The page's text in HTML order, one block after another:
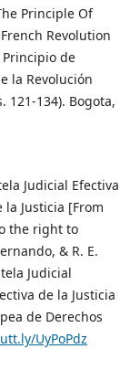
Principle Of
Revolution
Principio de
la Revolución
121-134). Bogota,
Judicial Efectiva
la Justicia [From
the right to
& R. E.
Judicial
de la Justicia
de Derechos
UyPoPdz